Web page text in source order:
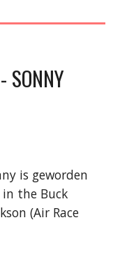
SONNY
is geworden
the Buck
(Air Race